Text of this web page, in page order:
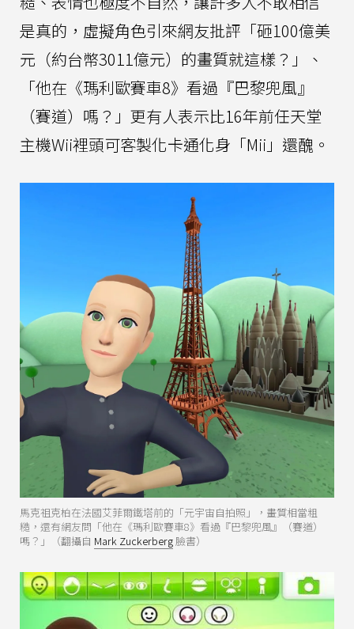
是真的，虛擬角色引來網友批評「砸100億美
元（約台幣3011億元）的畫質就這樣？」、
「他在《瑪利歐賽車8》看過『巴黎兜風』
（賽道）嗎？」更有人表示比16年前任天堂
主機Wii裡頭可客製化卡通化身「Mii」還醜。
馬克祖克柏在法國艾菲爾鐵塔前的「元宇宙自拍照」，畫質相當粗
糙，還有網友問「他在《瑪利歐賽車8》看過『巴黎兜風』（賽道）
嗎？」（翻攝自 Mark Zuckerberg臉書）